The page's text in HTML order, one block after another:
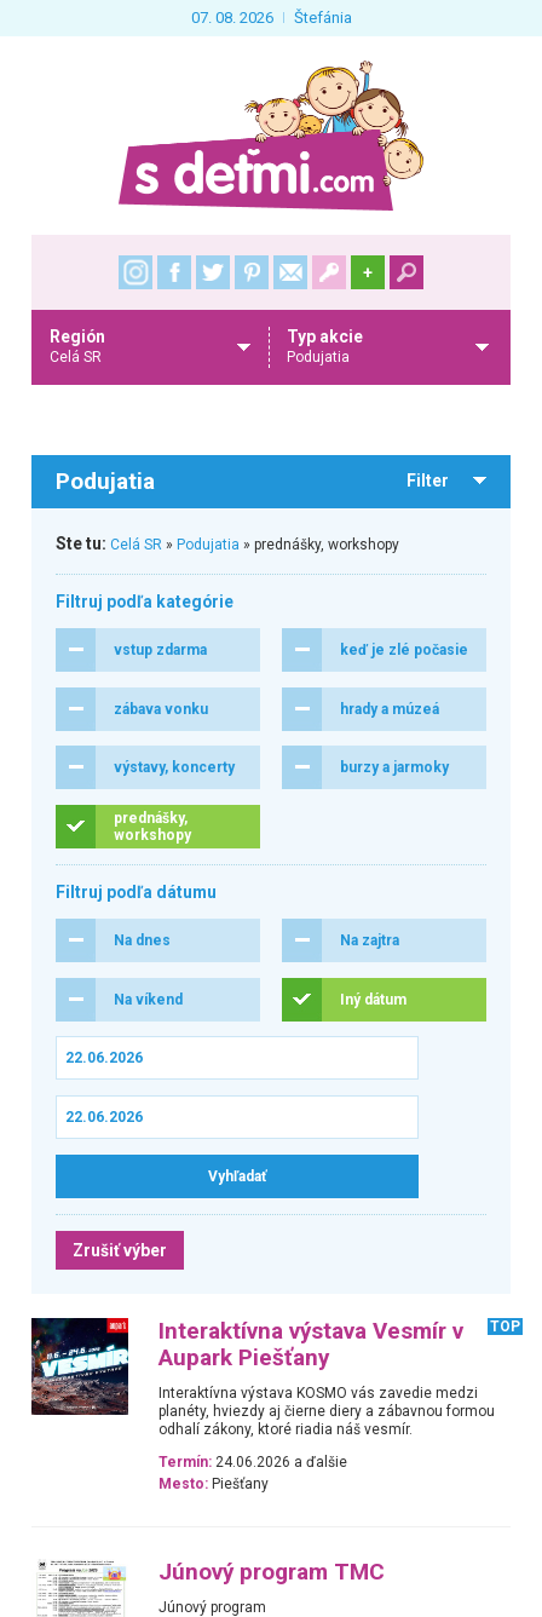
07. 08. 2026 Štefánia
+
Región
Celá SR
Typ akcie
Podujatia
Podujatia Filter
Ste tu: Celá SR» Podujatia » prednášky, workshopy
Filtruj podľa kategórie
vstup zdarma keď je zlé počasie
zábava vonku hrady a múzeá
výstavy, koncerty burzy a jarmoky
prednášky,
workshopy
Filtruj podľa dátumu
Na dnes Na zajtra
Na víkend Iný dátum
Zrušiť výber
Interaktívna výstava Vesmír v
Aupark Piešťany
TOP
Interaktívna výstava KOSMO vás zavedie medzi
planéty, hviezdy aj čierne diery a zábavnou formou
odhalí zákony, ktoré riadia náš vesmír.
Termín: 24.06.2026 a ďalšie
Mesto: Piešťany
Júnový program TMC
Júnový program